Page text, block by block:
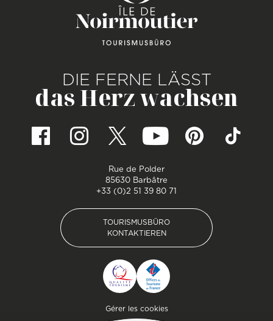
Gérer les cookies
DIE FERNE LÄSST
das Herz wachsen
Rue de Polder
85630 Barbâtre
+33 (0)2 51 39 80 71
TOURISMUSBÜRO
KONTAKTIEREN
TOURISMUSBÜRO
KONTAKTIEREN